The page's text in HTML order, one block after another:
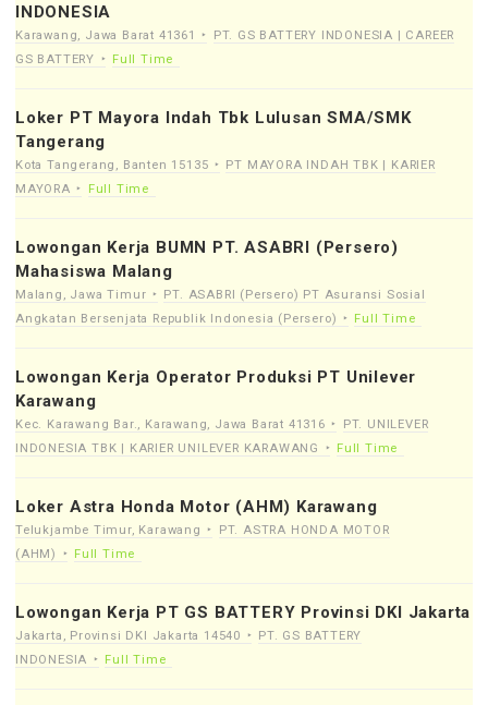
INDONESIA
Karawang, Jawa Barat 41361
PT. GS BATTERY INDONESIA | CAREER
GS BATTERY
Full Time
Loker PT Mayora Indah Tbk Lulusan SMA/SMK
Tangerang
Kota Tangerang, Banten 15135
PT MAYORA INDAH TBK | KARIER
MAYORA
Full Time
Lowongan Kerja BUMN PT. ASABRI (Persero)
Mahasiswa Malang
Malang, Jawa Timur
PT. ASABRI (Persero) PT Asuransi Sosial
Angkatan Bersenjata Republik Indonesia (Persero)
Full Time
Lowongan Kerja Operator Produksi PT Unilever
Karawang
Kec. Karawang Bar., Karawang, Jawa Barat 41316
PT. UNILEVER
INDONESIA TBK | KARIER UNILEVER KARAWANG
Full Time
Loker Astra Honda Motor (AHM) Karawang
Telukjambe Timur, Karawang
PT. ASTRA HONDA MOTOR
(AHM)
Full Time
Lowongan Kerja PT GS BATTERY Provinsi DKI Jakarta
Jakarta, Provinsi DKI Jakarta 14540
PT. GS BATTERY
INDONESIA
Full Time